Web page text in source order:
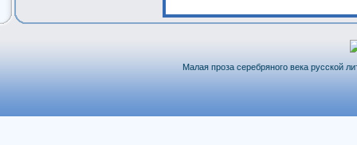
Малая проза серебряного века русской